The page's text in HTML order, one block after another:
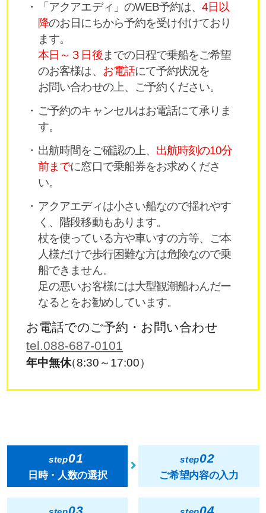
「アクアエディ」のWEB予約は、4日以
降のお日にちから予約を受け付けており
ます。
本日～３日後までの日程で乗船をご希望
のお客様は、 お電話にて予約状況を
お問い合わせの上、ご予約ください。
ご予約のキャンセルはお電話にて承りま
す。
出航時間をご確認の上、 出航時刻の10分
前までに窓口で乗船券をお求めくださ
い。
アクアエディは小さい船なので揺れやす
く、階段移動もあります。
杖を使っている方や車いすの方等、ご本
人様だけで歩行困難な方は危険なので乗
船できません。
足の悪いお客様には大型観潮船わんだー
なるとをお勧めしています。
お電話でのご予約・お問い合わせ
tel.088-687-0101
年中無休（8:30～17:00）
step01
日時・人数の選択
step02
ご希望内容の入力